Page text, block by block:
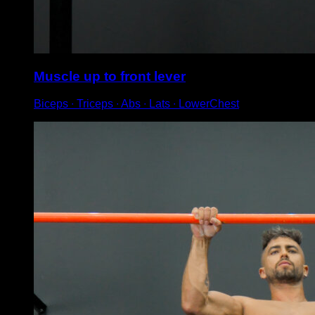
Muscle up to front lever
Biceps ∙ Triceps ∙ Abs ∙ Lats ∙ LowerChest